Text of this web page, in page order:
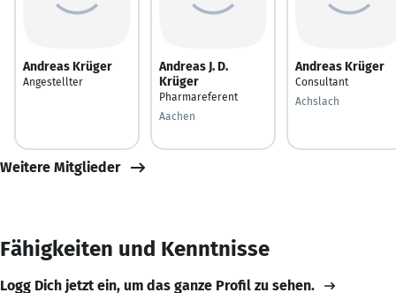
Andreas Krüger
Angestellter
Andreas J. D.
Krüger
Pharmareferent
Aachen
Andreas Krüger
Consultant
Achslach
Weitere Mitglieder
Fähigkeiten und Kenntnisse
Logg Dich jetzt ein, um das ganze Profil zu sehen.